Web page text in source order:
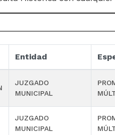
Entidad
JUZGADO
MUNICIPAL
JUZGADO
MUNICIPAL